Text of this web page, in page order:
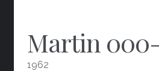
Martin
1962